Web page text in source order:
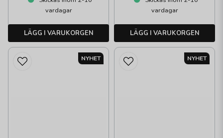
vardagar
LÄGG I VARUKORGEN
vardagar
LÄGG I VARUKORGEN
NYHET NYHET